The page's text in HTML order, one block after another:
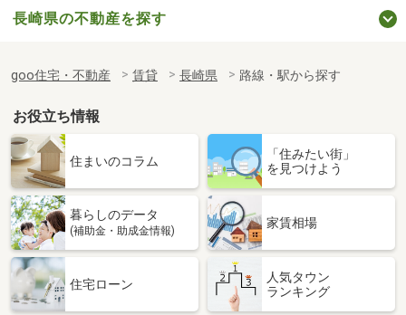
長崎県の不動産を探す
goo住宅・不動産 賃貸 長崎県 路線・駅から探す
お役立ち情報
住まいのコラム
「住みたい街」
を見つけよう
暮らしのデータ
(補助金・助成金情報)
家賃相場
住宅ローン
人気タウン
ランキング